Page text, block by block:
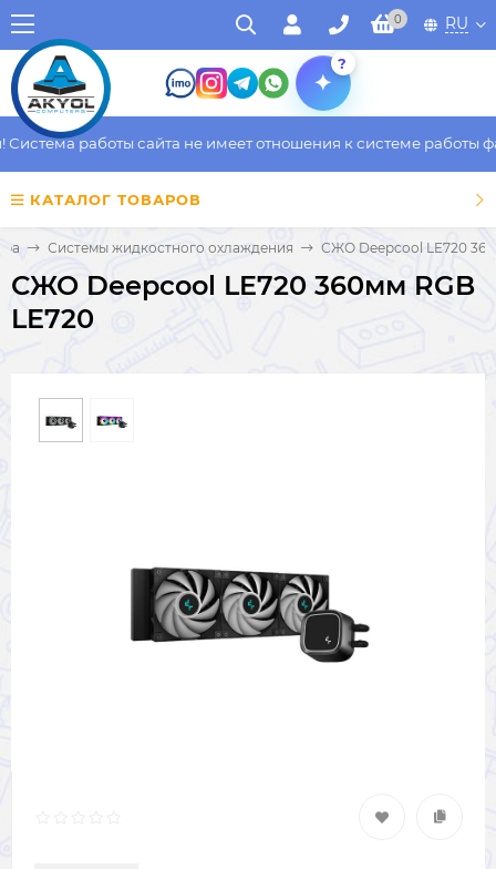
0 RU
?
работы сайта не имеет отношения к системе работы
КАТАЛОГ ТОВАРОВ
Системы жидкостного охлаждения СЖО Deepcool LE720
СЖО Deepcool LE720 360мм RGB
LE720